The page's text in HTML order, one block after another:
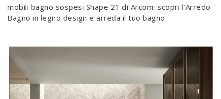
mobili bagno sospesi Shape 21 di Arcom: scopri l'Arredo
Bagno in legno design e arreda il tuo bagno.